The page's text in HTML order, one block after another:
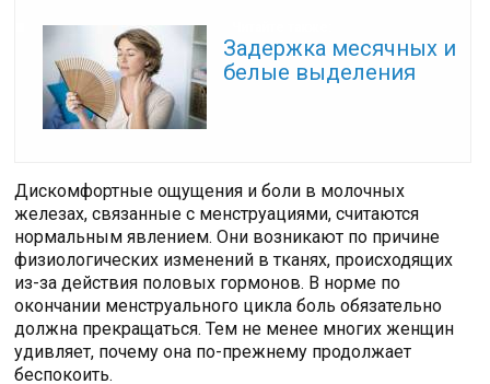
Задержка месячных и
белые выделения
Дискомфортные ощущения и боли в молочных
железах, связанные с менструациями, считаются
нормальным явлением. Они возникают по причине
физиологических изменений в тканях, происходящих
из-за действия половых гормонов. В норме по
окончании менструального цикла боль обязательно
должна прекращаться. Тем не менее многих женщин
удивляет, почему она по-прежнему продолжает
беспокоить.